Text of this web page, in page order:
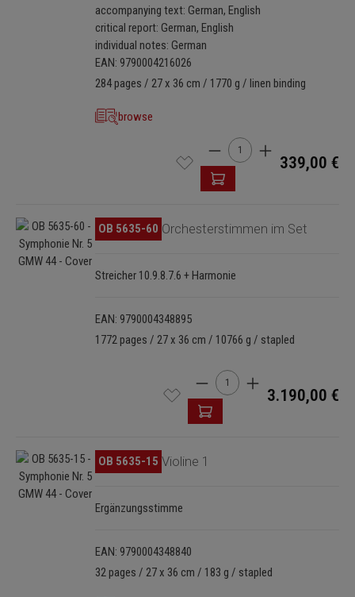
accompanying text: German, English
critical report: German, English
individual notes: German
EAN: 9790004216026
284 pages / 27 x 36 cm / 1770 g / linen binding
browse
Product Quantity: Enter
339,00 €
Skip image gallery OB 5635-60 Orchesterstimmen im Set
Streicher 10.9.8.7.6 + Harmonie
EAN: 9790004348895
1772 pages / 27 x 36 cm / 10766 g / stapled
Product Quantity: Enter
3.190,00 €
Skip image gallery OB 5635-15 Violine 1
Ergänzungsstimme
EAN: 9790004348840
32 pages / 27 x 36 cm / 183 g / stapled